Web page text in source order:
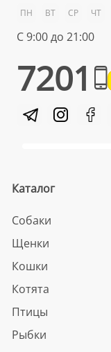
ПН ВТ СР ЧТ
С 9:00 до 21:00
7201
Каталог
Собаки
Щенки
Кошки
Котята
Птицы
Рыбки